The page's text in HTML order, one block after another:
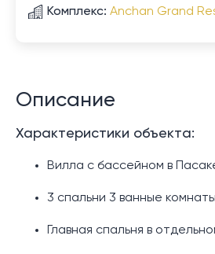
Комплекс: Anchan Grand
Описание
Характеристики объекта:
Вилла с бассейном в
3 спальни 3 ванные
Главная спальня в